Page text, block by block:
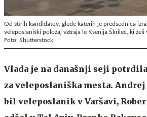
Od štirih kandidatov, glede katerih je predsednica
veleposlaniški položaj vztraja le Ksenija Škrilec, ki želi
Foto: Shutterstock
Vlada je na današnji seji
za veleposlaniška mesta.
bil veleposlanik v Varšavi,